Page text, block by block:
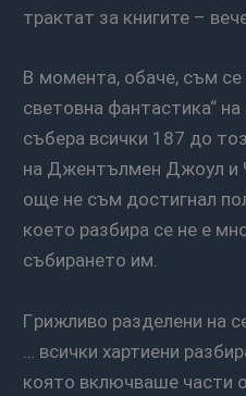
трактат за книгите –
В момента, обаче, съм се заел да запълня колекцията си – нали знаете „Избрана
световна фантастика“
събера всички 187 до
на Джентълмен Джоул и
още не съм достигнал
което разбира се не е
събирането им.
Грижливо разделени на секция прочетени и секция за четене, отбелязани във Goodreads
… всички хартиени
която включваше части